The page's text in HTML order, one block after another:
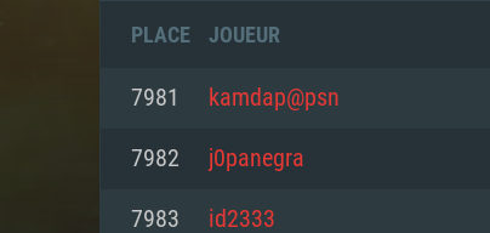
PLACE JOUEUR
7981 kamdap@psn
7982 j0panegra
7983 id2333